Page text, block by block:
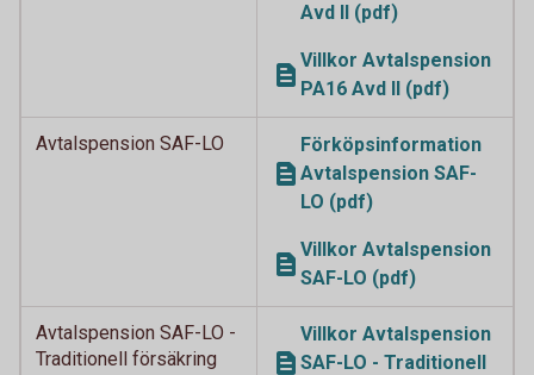
Avd II (pdf)
Villkor Avtalspension
PA16 Avd II (pdf)
Avtalspension SAF-LO
Förköpsinformation
Avtalspension SAF-
LO (pdf)
Villkor Avtalspension
SAF-LO (pdf)
Avtalspension SAF-LO -
Traditionell försäkring
Villkor Avtalspension
SAF-LO - Traditionell